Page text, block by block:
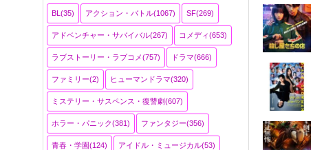
BL(35) アクション・バトル(1067) SF(269)
アドベンチャー・サバイバル(267) コメディ(653)
ラブストーリー・ラブコメ(757) ドラマ(666)
ファミリー(2) ヒューマンドラマ(320)
ミステリー・サスペンス・復讐劇(607)
ホラー・パニック(381) ファンタジー(356)
青春・学園(124) アイドル・ミュージカル(53)